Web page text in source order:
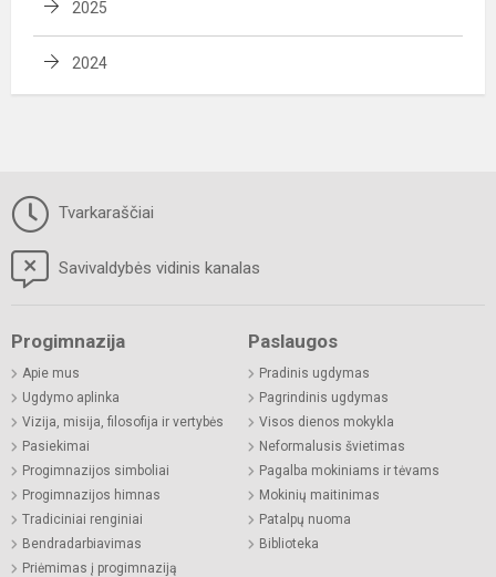
2025
2024
Tvarkaraščiai
Savivaldybės vidinis kanalas
Progimnazija
Apie mus
Ugdymo aplinka
Vizija, misija, filosofija ir vertybės
Pasiekimai
Progimnazijos simboliai
Progimnazijos himnas
Tradiciniai renginiai
Bendradarbiavimas
Priėmimas į progimnaziją
Paslaugos
Pradinis ugdymas
Pagrindinis ugdymas
Visos dienos mokykla
Neformalusis švietimas
Pagalba mokiniams ir tėvams
Mokinių maitinimas
Patalpų nuoma
Biblioteka